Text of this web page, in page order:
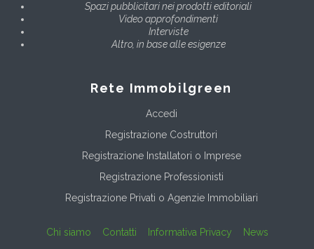
Spazi pubblicitari nei prodotti editoriali
Video approfondimenti
Interviste
Altro, in base alle esigenze
Rete Immobilgreen
Accedi
Registrazione Costruttori
Registrazione Installatori o Imprese
Registrazione Professionisti
Registrazione Privati o Agenzie Immobiliari
Chi siamo Contatti Informativa Privacy News